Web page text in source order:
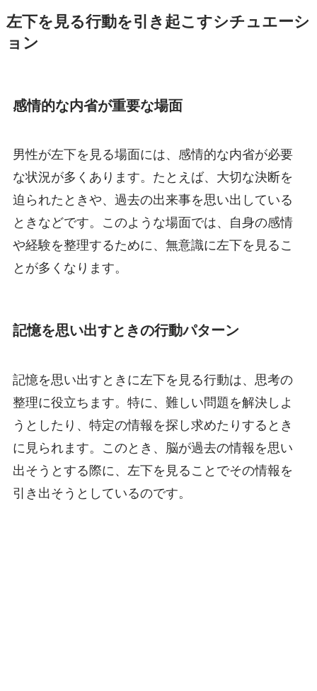
左下を見る行動を引き起こすシチュエーシ
ョン
感情的な内省が重要な場面
男性が左下を見る場面には、感情的な内省が必要
な状況が多くあります。たとえば、大切な決断を
迫られたときや、過去の出来事を思い出している
ときなどです。このような場面では、自身の感情
や経験を整理するために、無意識に左下を見るこ
とが多くなります。
記憶を思い出すときの行動パターン
記憶を思い出すときに左下を見る行動は、思考の
整理に役立ちます。特に、難しい問題を解決しよ
うとしたり、特定の情報を探し求めたりするとき
に見られます。このとき、脳が過去の情報を思い
出そうとする際に、左下を見ることでその情報を
引き出そうとしているのです。